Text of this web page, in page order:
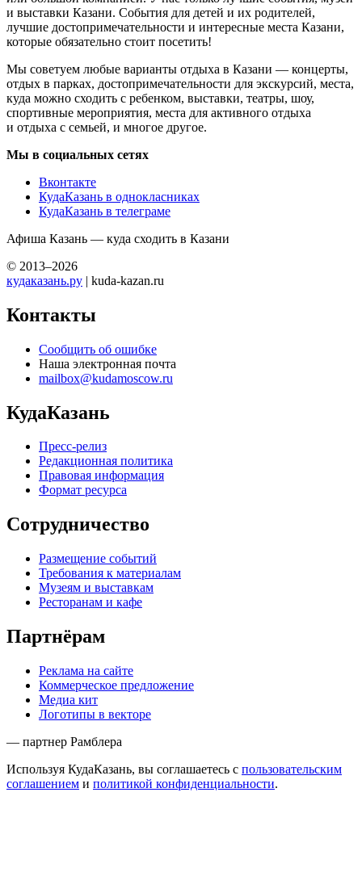
и выставки Казани. События для детей и их родителей,
лучшие достопримечательности и интересные места Казани,
которые обязательно стоит посетить!
Мы советуем любые варианты отдыха в Казани — концерты,
отдых в парках, достопримечательности для экскурсий, места,
куда можно сходить с ребенком, выставки, театры, шоу,
спортивные мероприятия, места для активного отдыха
и отдыха с семьей, и многое другое.
Мы в социальных сетях
Вконтакте
КудаКазань в однокласниках
КудаКазань в телеграме
Афиша Казань — куда сходить в Казани
© 2013–2026
кудаказань.ру | kuda-kazan.ru
Контакты
Сообщить об ошибке
Наша электронная почта
mailbox@kudamoscow.ru
КудаКазань
Пресс-релиз
Редакционная политика
Правовая информация
Формат ресурса
Сотрудничество
Размещение событий
Требования к материалам
Музеям и выставкам
Ресторанам и кафе
Партнёрам
Реклама на сайте
Коммерческое предложение
Медиа кит
Логотипы в векторе
— партнер Рамблера
Используя КудаКазань, вы соглашаетесь с пользовательским
соглашением и политикой конфиденциальности.